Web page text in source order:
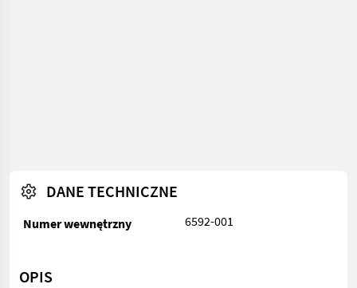
DANE TECHNICZNE
Numer wewnętrzny 6592-001
OPIS